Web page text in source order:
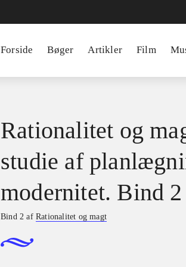
Forside Bøger Artikler Film
Rationalitet og
studie af
modernitet. Bind 2
Bind 2 afRationalitet og magt